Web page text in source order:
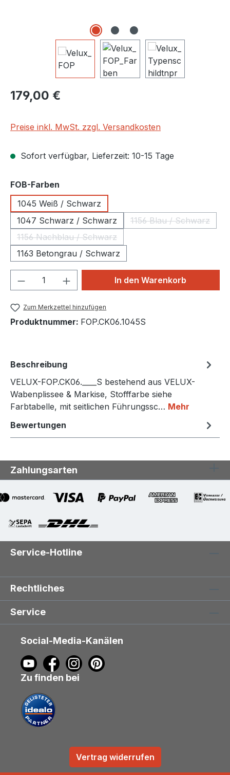
Regulärer Preis:
179,00 €
Preise inkl. MwSt. zzgl. Versandkosten
Sofort verfügbar, Lieferzeit: 10-15 Tage
FOB-Farben
1045 Weiß / Schwarz
1047 Schwarz / Schwarz
1156 Blau / Schwarz
(Diese Option ist
1156 Nachblau / Schwarz
(Diese Option ist zurzeit nicht verfügbar.)
1163 Betongrau / Schwarz
Produkt Anzahl: Gib denIn den Warenkorb
Zum Merkzettel hinzufügen
Produktnummer: FOP.CK06.1045S
Beschreibung
VELUX-FOP.CK06.____S bestehend aus VELUX-
Wabenplissee & Markise, Stofffarbe siehe
Farbtabelle, mit seitlichen Führungssc… Mehr
Bewertungen
Zahlungsarten
Service-Hotline
Rechtliches
Service
Social-Media-Kanälen
Zu finden bei
Vertrag widerrufen